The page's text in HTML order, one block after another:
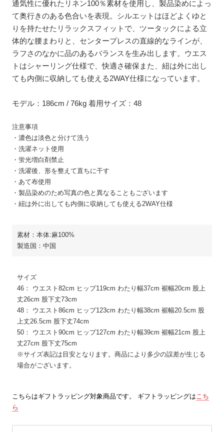
通気性に優れたリネン100％素材を使用し、製品染めによっ
て奥行きのある色合いを表現。シルエットはほどよくゆと
りを持たせたリラックスフィットで、ツータックによる立
体的な腰まわりと、センタープレスの直線的なラインが、
ラフさのなかに品のあるバランスを生み出します。ウエス
トはシャーリング仕様で、快適さ確保また、 紐は外に出し
ても内側に収納しても使える2WAY仕様になっています。
モデル：186cm / 76kg 着用サイズ：48
注意事項
・濃色は淡色と分けて洗う
・洗濯ネット使用
・蛍光増白剤禁止
・洗濯後、形を整えて直ちに干す
・あて布使用
・製品染めのため写真の色と異なることもございます
・紐は外に出しても内側に収納しても使える2WAY仕様
素材：本体:麻100%
製造国：中国
サイズ
46： ウエスト82cm ヒップ119cm わたり幅37cm 裾幅20cm 股上
丈26cm 股下丈73cm
48： ウエスト86cm ヒップ123cm わたり幅38cm 裾幅20.5cm 股
上丈26.5cm 股下丈74cm
50： ウエスト90cm ヒップ127cm わたり幅39cm 裾幅21cm 股上
丈27cm 股下丈75cm
※サイズ表記は目安となります。商品により多少の誤差が生じる
場合がございます。
こちらはギフトラッピング対象商品です。 ギフトラッピングはこち
ら